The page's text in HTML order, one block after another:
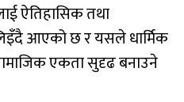
ऐतिहासिक तथा
आएको छ र यसले धार्मिक
एकता सुदृढ बनाउने